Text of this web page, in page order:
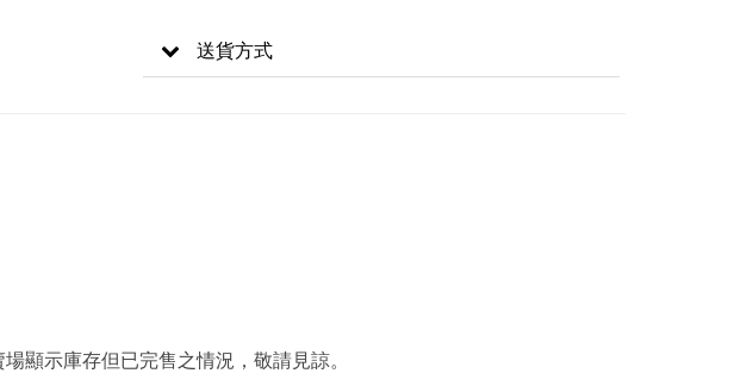
送貨方式
顯示庫存但已完售之情況，敬請見諒。